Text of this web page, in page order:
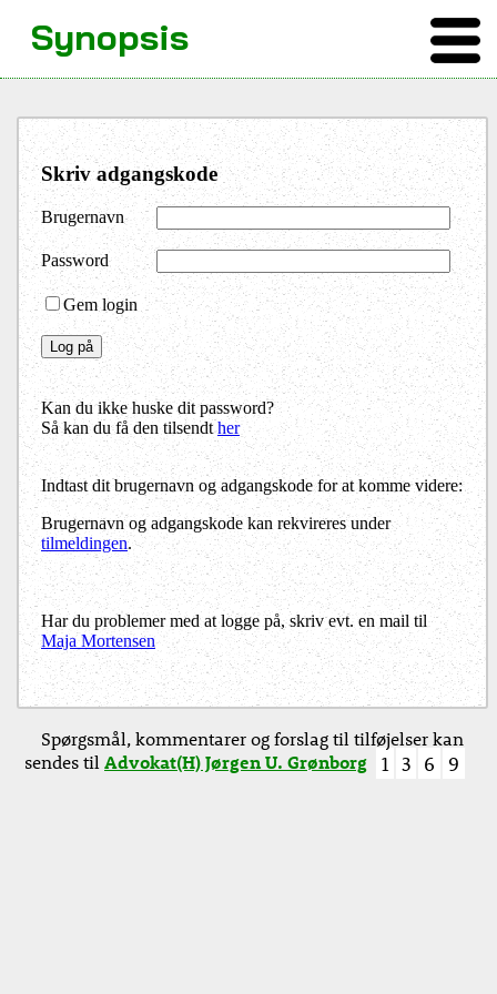
Skriv adgangskode
Brugernavn
Password
Gem login
Kan du ikke huske dit password?
Så kan du få den tilsendther
Indtast dit brugernavn og adgangskode for at komme videre:
Brugernavn og adgangskode kan rekvireres under
tilmeldingen.
Har du problemer med at logge på, skriv evt. en mail til
Maja Mortensen
Synopsis
Spørgsmål, kommentarer og forslag til tilføjelser kan
sendes tilAdvokat(H) Jørgen U. Grønborg 1 3 6 9